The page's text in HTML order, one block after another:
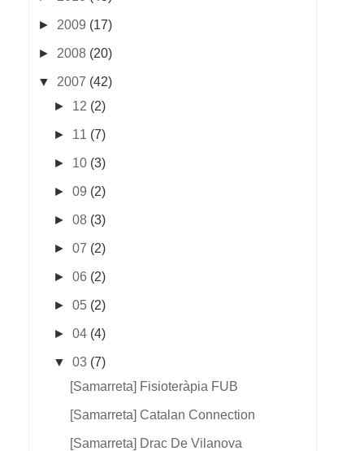
► 2009 (17)
► 2008 (20)
▼ 2007 (42)
► 12 (2)
► 11 (7)
► 10 (3)
►09 (2)
►08 (3)
►07 (2)
►06 (2)
►05 (2)
►04 (4)
▼03 (7)
[samarreta] Fisioteràpia FUB
[samarreta] Catalan Connection
[samarreta] Drac De Vilanova